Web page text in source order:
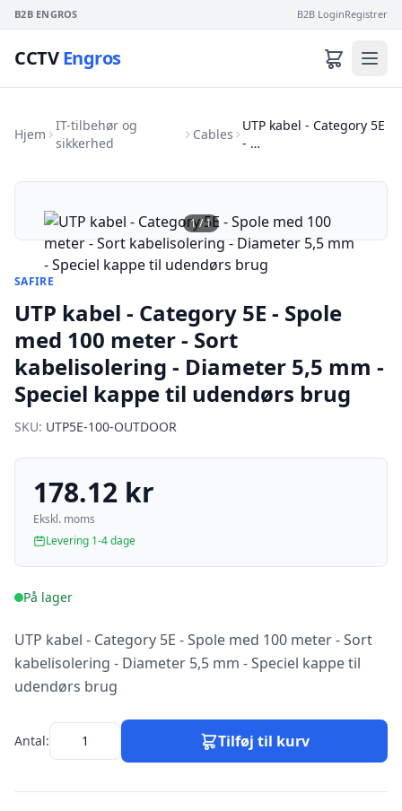
B2B ENGROS B2B LoginRegistrer
CCTVEngros
Hjem
IT-tilbehør og
sikkerhed
Cables
UTP kabel - Category 5E
- …
1/1
SAFIRE
UTP kabel - Category 5E - Spole
med 100 meter - Sort
kabelisolering - Diameter 5,5 mm -
Speciel kappe til udendørs brug
SKU: UTP5E-100-OUTDOOR
178.12 kr
Ekskl. moms
Levering 1-4 dage
På lager
UTP kabel - Category 5E - Spole med 100 meter - Sort
kabelisolering - Diameter 5,5 mm - Speciel kappe til
udendørs brug
Antal: Tilføj til kurv